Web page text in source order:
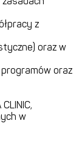
z
oraz w
oraz
w